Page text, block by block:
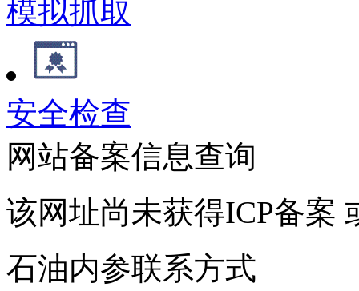
模拟抓取
安全检查
网站备案信息查询
该网址尚未获得ICP备案
石油内参联系方式